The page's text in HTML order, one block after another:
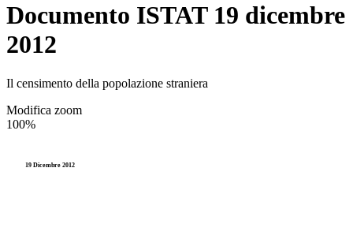
Documento ISTAT 19 dicembre
2012
Il censimento della popolazione straniera
Modifica zoom
100%
19 Dicembre 2012